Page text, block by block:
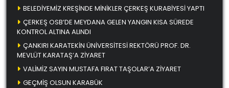
BELEDİYEMİZ KREŞİNDE MİNİKLER ÇERKEŞ KURABİYESİ YAPTI
ÇERKEŞ OSB’DE MEYDANA GELEN YANGIN KISA SÜREDE
KONTROL ALTINA ALINDI
ÇANKIRI KARATEKİN ÜNİVERSİTESİ REKTÖRÜ PROF. DR.
MEVLÜT KARATAŞ’A ZİYARET
VALİMİZ SAYIN MUSTAFA FIRAT TAŞOLAR’A ZİYARET
GEÇMİŞ OLSUN KARABÜK